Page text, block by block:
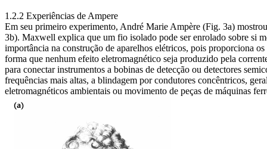
1.2.2 Experiências de Ampere
Em seu primeiro experimento, André Marie Ampère (Fig. 3a)
3b). Maxwell explica que um fio isolado pode ser enrolado sobre si
importância na construção de aparelhos elétricos, pois proporciona
forma que nenhum efeito eletromagnético seja produzido pela
para conectar instrumentos a bobinas de detecção ou detectores
frequências mais altas, a blindagem por condutores concêntricos,
eletromagnéticos ambientais ou movimento de peças de máquinas